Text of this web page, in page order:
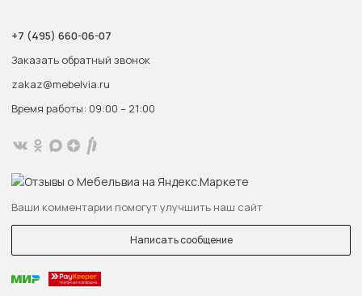
+7 (495) 660-06-07
Заказать обратный звонок
zakaz@mebelvia.ru
Время работы: 09:00 – 21:00
Ваши комментарии помогут улучшить наш сайт
Написать сообщение